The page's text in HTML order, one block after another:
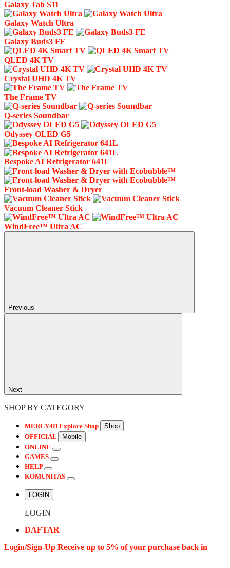
Galaxy Tab S11
Galaxy Watch Ultra
Galaxy Buds3 FE
QLED 4K TV
Crystal UHD 4K TV
The Frame TV
Q-series Soundbar
Odyssey OLED G5
Bespoke AI Refrigerator 641L
Front-load Washer & Dryer
Vacuum Cleaner Stick
WindFree™ Ultra AC
Previous
Next
SHOP BY CATEGORY
MERCY4D Explore Shop
Shop
OFFICIAL
Mobile
ONLINE
GAMES
HELP
KOMUNITAS
LOGIN
LOGIN
DAFTAR
Login/Sign-Up Receive up to 5% of your purchase back in